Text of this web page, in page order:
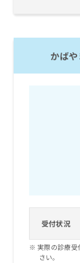
かばや
受付状況
実際の診療
さい。